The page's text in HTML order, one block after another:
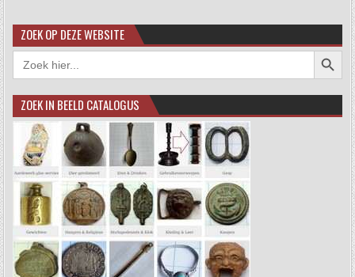
ZOEK OP DEZE WEBSITE
Zoek
naar:
ZOEK IN BEELD CATALOGUS